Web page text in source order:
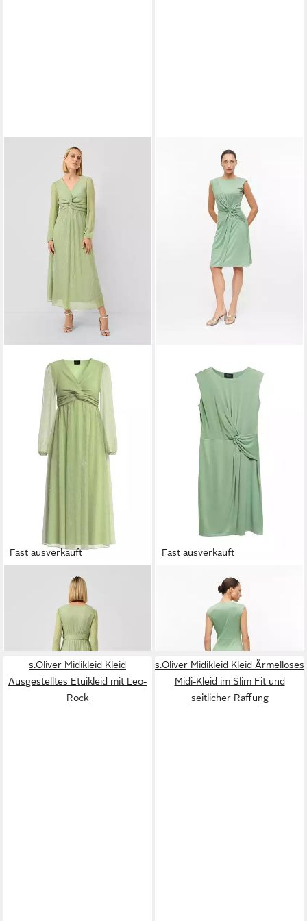
Fast ausverkauft
Maxikleid Kleid
Plissiertes Maxikleid mit V-
Ausschnitt und Metallic-Effekt
Fast ausverkauft
Minikleid Kleid
Jerseykleid in Wickel-Optik
mit Knotendetail
ab 67,49 € UVP 89,99 €
s.Oliver Midikleid Kleid
Ausgestelltes Etuikleid mit Leo-
Rock
s.Oliver Midikleid Kleid Ärmelloses
Midi-Kleid im Slim Fit und
seitlicher Raffung